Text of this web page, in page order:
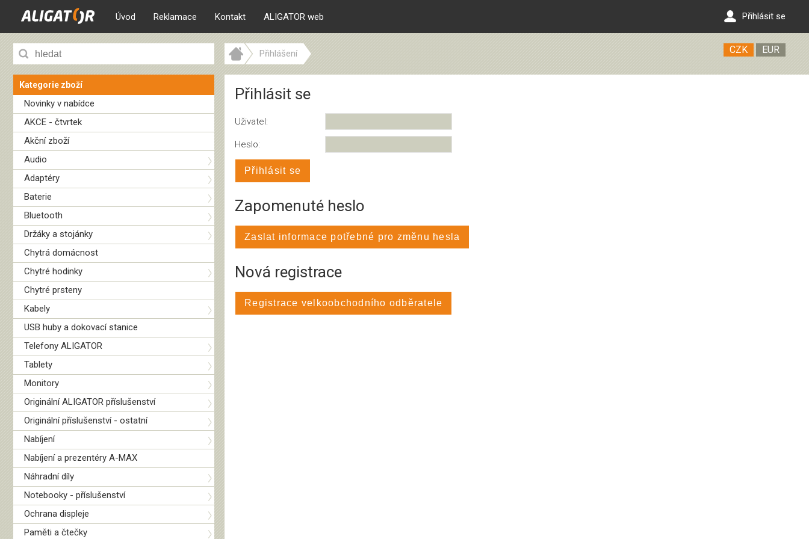
Úvod Reklamace Kontakt ALIGATOR web Přihlásit se
Kategorie zboží
Novinky v nabídce
AKCE - čtvrtek
Akční zboží
Audio
Adaptéry
Baterie
Bluetooth
Držáky a stojánky
Chytrá domácnost
Chytré hodinky
Chytré prsteny
Kabely
USB huby a dokovací stanice
Telefony ALIGATOR
Tablety
Monitory
Originální ALIGATOR příslušenství
Originální příslušenství - ostatní
Nabíjení
Nabíjení a prezentéry A-MAX
Náhradní díly
Notebooky - příslušenství
Ochrana displeje
Paměti a čtečky
Přihlášení CZK EUR
Přihlásit se
Uživatel:
Heslo:
Přihlásit se
Zapomenuté heslo
Zaslat informace potřebné pro změnu hesla
Nová registrace
Registrace velkoobchodního odběratele